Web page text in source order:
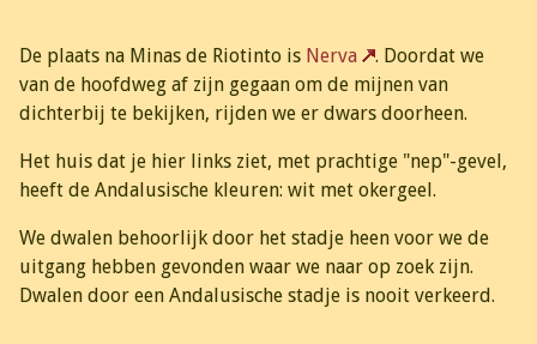
De plaats na Minas de Riotinto is Nerva
. Doordat we
van de hoofdweg af zijn gegaan om de mijnen van
dichterbij te bekijken, rijden we er dwars doorheen.
Het huis dat je hier links ziet, met prachtige "nep"-gevel,
heeft de Andalusische kleuren: wit met okergeel.
We dwalen behoorlijk door het stadje heen voor we de
uitgang hebben gevonden waar we naar op zoek zijn.
Dwalen door een Andalusische stadje is nooit verkeerd.